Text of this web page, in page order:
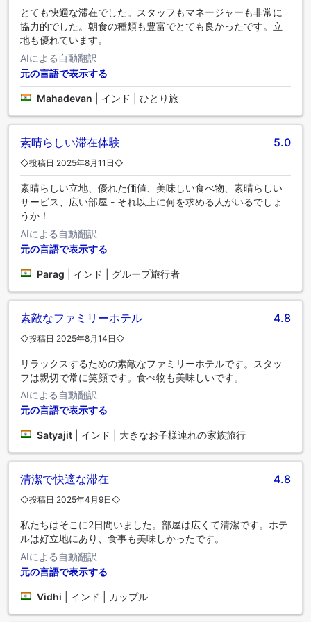
とても快適な滞在でした。スタッフもマネージャーも非常に
協力的でした。朝食の種類も豊富でとても良かったです。立
地も優れています。
AIによる自動翻訳
元の言語で表示する
Mahadevan インド | ひとり旅
素晴らしい滞在体験 5.0
◇投稿日 2025年8月11日◇
素晴らしい立地、優れた価値、美味しい食べ物、素晴らしい
サービス、広い部屋 - それ以上に何を求める人がいるでしょ
うか！
AIによる自動翻訳
元の言語で表示する
Parag インド | グループ旅行者
素敵なファミリーホテル 4.8
◇投稿日 2025年8月14日◇
リラックスするための素敵なファミリーホテルです。スタッ
フは親切で常に笑顔です。食べ物も美味しいです。
AIによる自動翻訳
元の言語で表示する
Satyajit インド | 大きなお子様連れの家族旅行
清潔で快適な滞在 4.8
◇投稿日 2025年4月9日◇
私たちはそこに2日間いました。部屋は広くて清潔です。ホテ
ルは好立地にあり、食事も美味しかったです。
AIによる自動翻訳
元の言語で表示する
Vidhi インド | カップル